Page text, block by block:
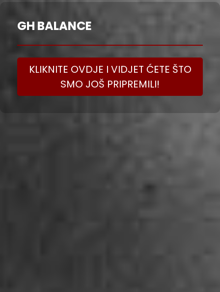
GH BALANCE
KLIKNITE OVDJE I VIDJET ĆETE ŠTO
SMO JOŠ PRIPREMILI!